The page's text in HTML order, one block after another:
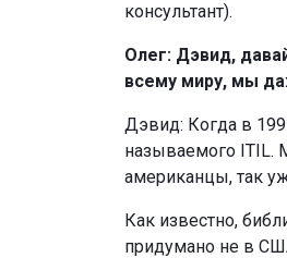
консультант).
Олег: Дэвид,
всему миру, мы
Дэвид: Когда в
называемого ITIL.
американцы, так
Как известно,
придумано не в